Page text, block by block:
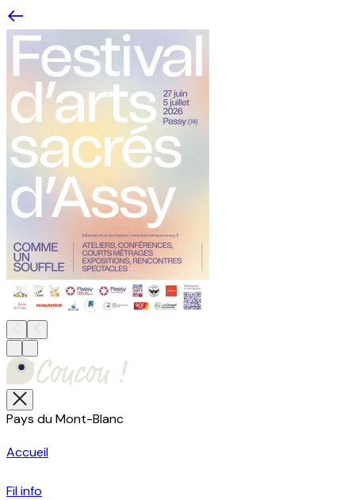
Pays du Mont-Blanc
Accueil
Fil info